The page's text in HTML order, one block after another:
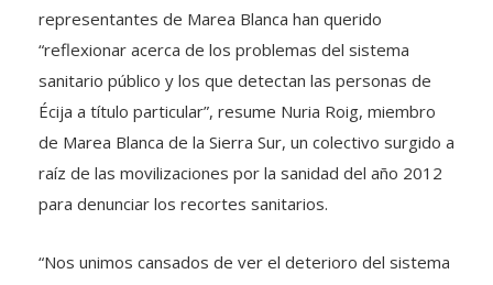
representantes de Marea Blanca han querido
“reflexionar acerca de los problemas del sistema
sanitario público y los que detectan las personas de
Écija a título particular”, resume Nuria Roig, miembro
de Marea Blanca de la Sierra Sur, un colectivo surgido a
raíz de las movilizaciones por la sanidad del año 2012
para denunciar los recortes sanitarios.
“Nos unimos cansados de ver el deterioro del sistema